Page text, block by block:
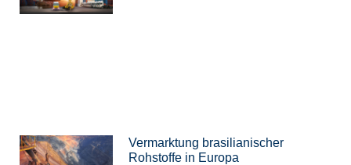
Vermarktung brasilianischer
Rohstoffe in Europa